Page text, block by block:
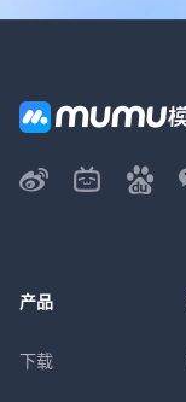
产品
下载